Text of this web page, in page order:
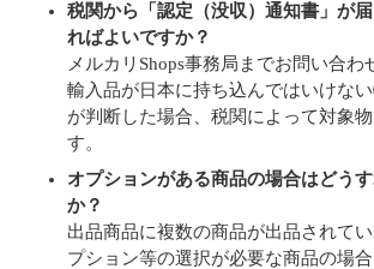
税関から「認定（没収）通知書」が
ればよいですか？
メルカリShops事務局までお問い合わ
輸入品が日本に持ち込んではいけな
が判断した場合、税関によって対象
す。
オプションがある商品の場合はどう
か？
出品商品に複数の商品が出品されて
プション等の選択が必要な商品の場